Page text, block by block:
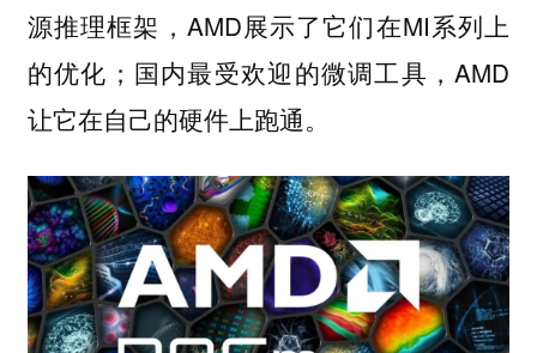
源推理框架，AMD展示了它们在MI系列上
的优化；国内最受欢迎的微调工具，AMD
让它在自己的硬件上跑通。